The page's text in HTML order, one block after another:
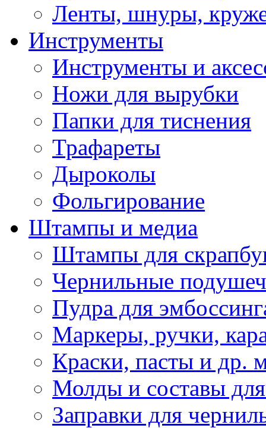
Ленты, шнуры,
Инструменты
Инструменты и
Ножи для вырубки
Папки для тиснения
Трафареты
Дыроколы
Фольгирование
Штампы и медиа
Штампы для
Чернильные
Пудра для
Маркеры, ручки,
Краски, пасты и др.
Молды и составы
Заправки для